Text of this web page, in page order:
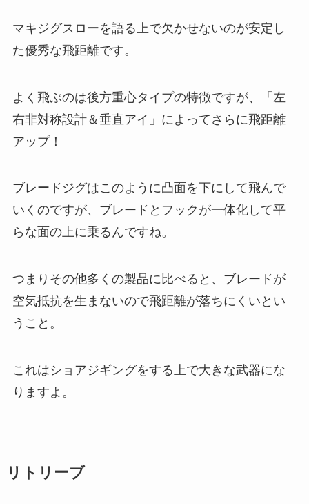
マキジグスローを語る上で欠かせないのが安定し
た優秀な飛距離です。
よく飛ぶのは後方重心タイプの特徴ですが、「左
右非対称設計＆垂直アイ」によってさらに飛距離
アップ！
ブレードジグはこのように凸面を下にして飛んで
いくのですが、ブレードとフックが一体化して平
らな面の上に乗るんですね。
つまりその他多くの製品に比べると、ブレードが
空気抵抗を生まないので飛距離が落ちにくいとい
うこと。
これはショアジギングをする上で大きな武器にな
りますよ。
リトリーブ